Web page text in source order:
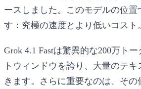
ースしました。このモデルの位
す：究極の速度とより低いコスト。
Grok 4.1 Fastは驚異的な200万ト
トウィンドウ を誇り、大量のテ
きます。さらに重要なのは、そ